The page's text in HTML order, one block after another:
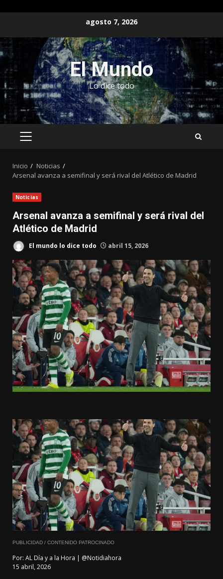
contenido
agosto 7, 2026
El Mundo
Lo dice todo
MENÚ
Inicio
Noticias
Arsenal avanza a semifinal y será rival del Atlético de Madrid
Noticias
Arsenal avanza a semifinal y será rival del
Atlético de Madrid
El mundo lo dice todo abril 15, 2026
PUBLICIDAD / CONTENIDO PATROCINADO
Por: AL Día y a la Hora | @Notidiahora
15 abril, 2026